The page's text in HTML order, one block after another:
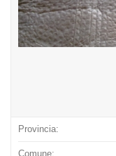
Provincia:
Comune: